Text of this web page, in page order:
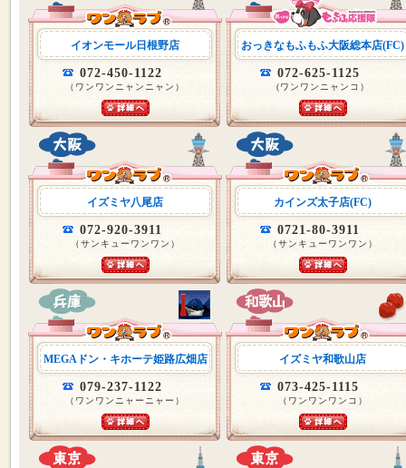
イオンモール日根野店
072-450-1122
（ワンワンニャンニャン）
おっきなもふもふ大阪総本店(FC)
072-625-1125
(ワンワンニャンコ）
イズミヤ八尾店
072-920-3911
（サンキューワンワン）
カインズ太子店(FC)
0721-80-3911
（サンキューワンワン）
MEGAドン・キホーテ姫路広畑店
079-237-1122
（ワンワンニャーニャー）
イズミヤ和歌山店
073-425-1115
（ワンワンワンコ）